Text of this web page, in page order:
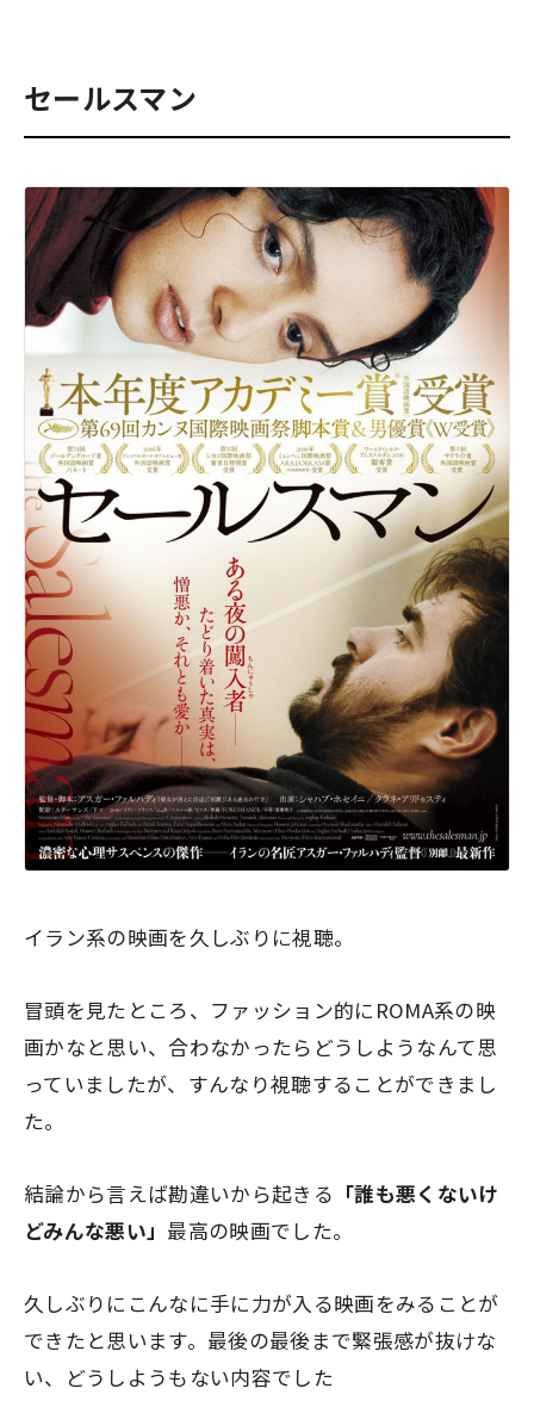
セールスマン
イラン系の映画を久しぶりに視聴。
冒頭を見たところ、ファッション的にROMA系の映
画かなと思い、合わなかったらどうしようなんて思
っていましたが、すんなり視聴することができまし
た。
結論から言えば勘違いから起きる 「誰も悪くないけ
どみんな悪い」 最高の映画でした。
久しぶりにこんなに手に力が入る映画をみることが
できたと思います。最後の最後まで緊張感が抜けな
い、どうしようもない内容でした